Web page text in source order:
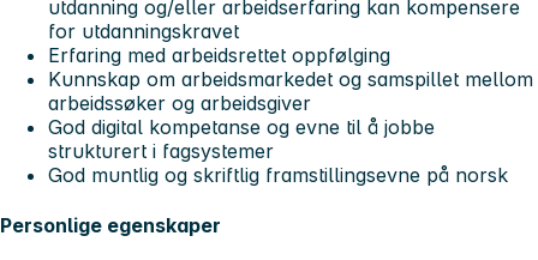
utdanning og/eller arbeidserfaring kan kompensere
for utdanningskravet
Erfaring med arbeidsrettet oppfølging
Kunnskap om arbeidsmarkedet og samspillet mellom
arbeidssøker og arbeidsgiver
God digital kompetanse og evne til å jobbe
strukturert i fagsystemer
God muntlig og skriftlig framstillingsevne på norsk
Personlige egenskaper